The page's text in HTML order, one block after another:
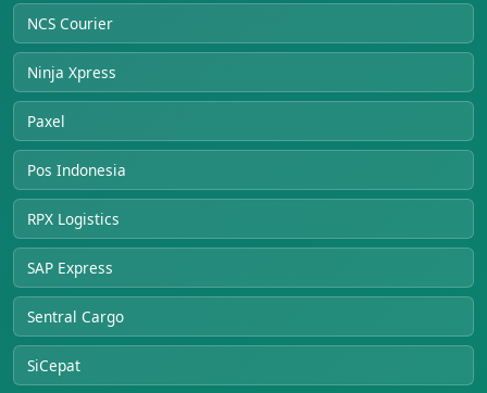
NCS Courier
Ninja Xpress
Paxel
Pos Indonesia
RPX Logistics
SAP Express
Sentral Cargo
SiCepat